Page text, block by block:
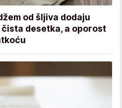
od šljiva dodaju
desetka, a oporost